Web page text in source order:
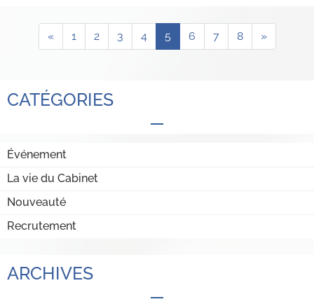
« 1 2 3 4 5 6 7 8 »
CATÉGORIES
Événement
La vie du Cabinet
Nouveauté
Recrutement
ARCHIVES